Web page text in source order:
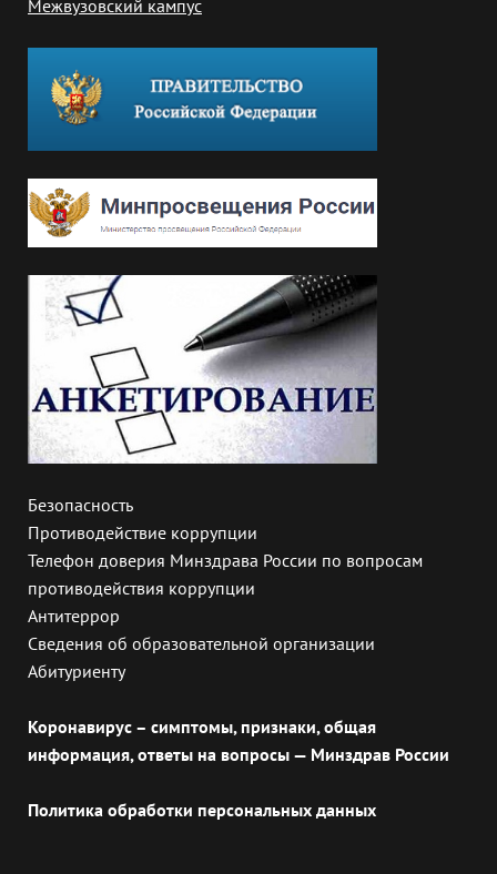
Межвузовский кампус
Безопасность
Противодействие коррупции
Телефон доверия Минздрава России по вопросам
противодействия коррупции
Антитеррор
Сведения об образовательной организации
Абитуриенту
Коронавирус – симптомы, признаки, общая
информация, ответы на вопросы — Минздрав России
Политика обработки персональных данных